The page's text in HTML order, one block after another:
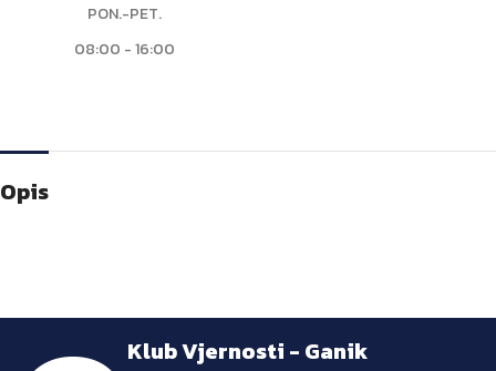
PON.-PET.
08:00 - 16:00
Opis
Klub Vjernosti - Ganik